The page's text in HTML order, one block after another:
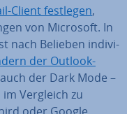
Client festlegen,
von Microsoft. In
nach Belieben in­di­vi­
der Outlook-
der Dark Mode –
Vergleich zu